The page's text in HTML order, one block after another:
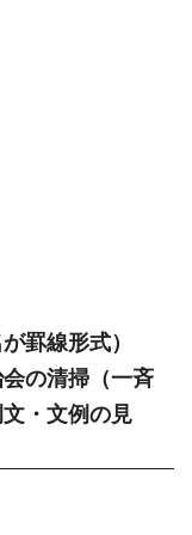
罫線形式）
会の清掃（一斉
・文例の見